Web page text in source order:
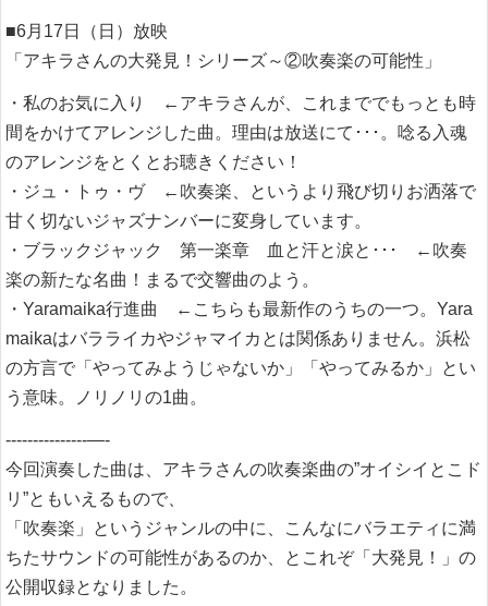
■6月17日（日）放映
「アキラさんの大発見！シリーズ～②吹奏楽の可能性」
・私のお気に入り ←アキラさんが、これまででもっとも時
間をかけてアレンジした曲。理由は放送にて･･･。唸る入魂
のアレンジをとくとお聴きください！
・ジュ・トゥ・ヴ ←吹奏楽、というより飛び切りお洒落で
甘く切ないジャズナンバーに変身しています。
・ブラックジャック 第一楽章 血と汗と涙と･･･ ←吹奏
楽の新たな名曲！まるで交響曲のよう。
・Yaramaika行進曲 ←こちらも最新作のうちの一つ。Yara
maikaはバラライカやジャマイカとは関係ありません。浜松
の方言で「やってみようじゃないか」「やってみるか」とい
う意味。ノリノリの1曲。
---------------—-
今回演奏した曲は、アキラさんの吹奏楽曲の”オイシイとこド
リ”ともいえるもので、
「吹奏楽」というジャンルの中に、こんなにバラエティに満
ちたサウンドの可能性があるのか、とこれぞ「大発見！」の
公開収録となりました。